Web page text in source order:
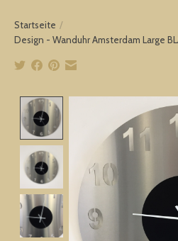
Startseite /
Design - Wanduhr Amsterdam Large
Product image